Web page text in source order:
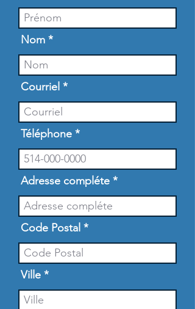
Nom
Courriel
Téléphone
Adresse compléte
Code Postal
Ville